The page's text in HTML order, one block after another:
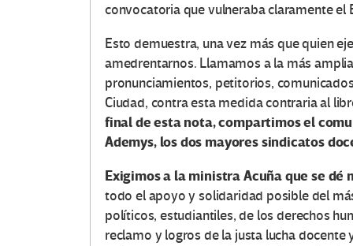
convocatoria que vulneraba claramente
Esto demuestra, una vez más que quien
amedrentarnos. Llamamos a la más
pronunciamientos, petitorios,
Ciudad, contra esta medida contraria al
final de esta nota, compartimos el
Ademys, los dos mayores sindicatos
Exigimos a la ministra Acuña que se dé
todo el apoyo y solidaridad posible del
políticos, estudiantiles, de los derechos
reclamo y logros de la justa lucha